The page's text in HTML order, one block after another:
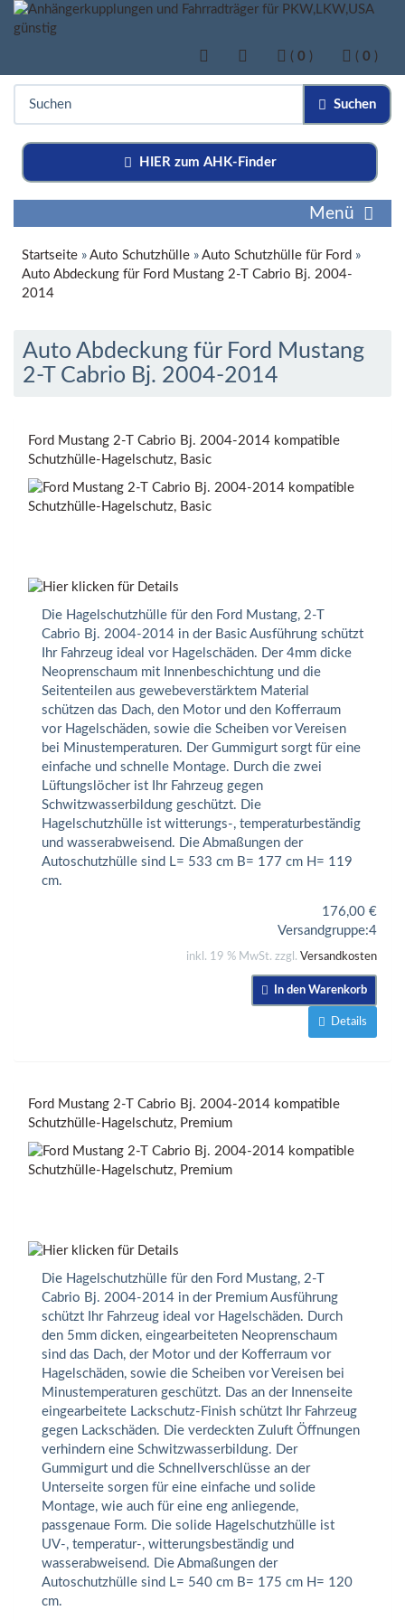
( 0 ) ( 0 )
Suchen
HIER zum AHK-Finder
Menü
Startseite » Auto Schutzhülle » Auto Schutzhülle für Ford »
Auto Abdeckung für Ford Mustang 2-T Cabrio Bj. 2004-
2014
Auto Abdeckung für Ford Mustang
2-T Cabrio Bj. 2004-2014
Ford Mustang 2-T Cabrio Bj. 2004-2014 kompatible
Schutzhülle-Hagelschutz, Basic
Die Hagelschutzhülle für den Ford Mustang, 2-T
Cabrio Bj. 2004-2014 in der Basic Ausführung schützt
Ihr Fahrzeug ideal vor Hagelschäden. Der 4mm dicke
Neoprenschaum mit Innenbeschichtung und die
Seitenteilen aus gewebeverstärktem Material
schützen das Dach, den Motor und den Kofferraum
vor Hagelschäden, sowie die Scheiben vor Vereisen
bei Minustemperaturen. Der Gummigurt sorgt für eine
einfache und schnelle Montage. Durch die zwei
Lüftungslöcher ist Ihr Fahrzeug gegen
Schwitzwasserbildung geschützt. Die
Hagelschutzhülle ist witterungs-, temperaturbeständig
und wasserabweisend. Die Abmaßungen der
Autoschutzhülle sind L= 533 cm B= 177 cm H= 119
cm.
176,00 €
Versandgruppe:4
inkl. 19 % MwSt. zzgl. Versandkosten
In den Warenkorb
Details
Ford Mustang 2-T Cabrio Bj. 2004-2014 kompatible
Schutzhülle-Hagelschutz, Premium
Die Hagelschutzhülle für den Ford Mustang, 2-T
Cabrio Bj. 2004-2014 in der Premium Ausführung
schützt Ihr Fahrzeug ideal vor Hagelschäden. Durch
den 5mm dicken, eingearbeiteten Neoprenschaum
sind das Dach, der Motor und der Kofferraum vor
Hagelschäden, sowie die Scheiben vor Vereisen bei
Minustemperaturen geschützt. Das an der Innenseite
eingearbeitete Lackschutz-Finish schützt Ihr Fahrzeug
gegen Lackschäden. Die verdeckten Zuluft Öffnungen
verhindern eine Schwitzwasserbildung. Der
Gummigurt und die Schnellverschlüsse an der
Unterseite sorgen für eine einfache und solide
Montage, wie auch für eine eng anliegende,
passgenaue Form. Die solide Hagelschutzhülle ist
UV-, temperatur-, witterungsbeständig und
wasserabweisend. Die Abmaßungen der
Autoschutzhülle sind L= 540 cm B= 175 cm H= 120
cm.